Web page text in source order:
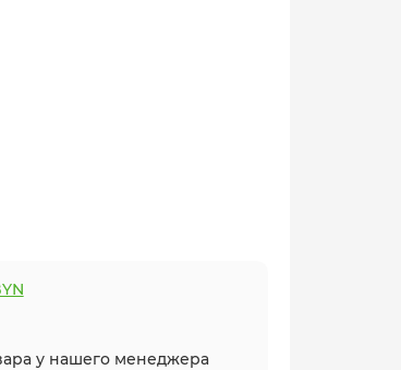
у нашего менеджера